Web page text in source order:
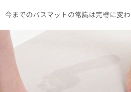
今までのバスマットの常識は完璧に変